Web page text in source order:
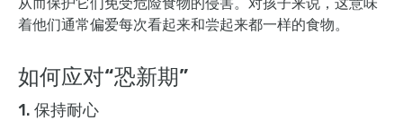
从而保护它们免受危险食物的侵害。对孩子来说，这意味
着他们通常偏爱每次看起来和尝起来都一样的食物。
如何应对“恐新期”
1. 保持耐心